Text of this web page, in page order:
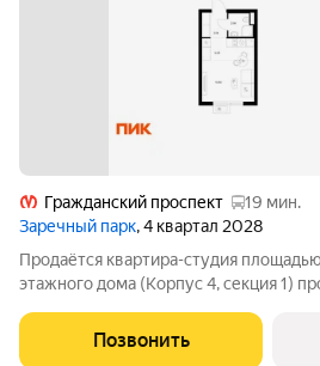
Гражданский проспект
19 мин.
Заречный парк, 4 квартал 2028
Продаётся квартира-студия
этажного дома (Корпус 4, секция 1)
функциональная планировка,
квартал «Заречный парк»
Позвонить